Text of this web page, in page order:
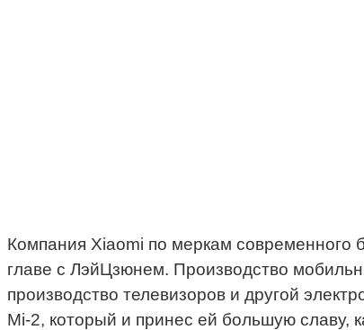
Компания Xiaomi по меркам современного
главе с ЛэйЦзюнем. Производство
производство телевизоров и другой
Mi-2, который и принес ей большую славу,